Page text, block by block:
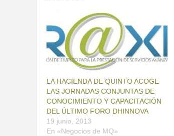
LA HACIENDA DE QUINTO ACOGE
LAS JORNADAS CONJUNTAS DE
CONOCIMIENTO Y CAPACITACIÓN
DEL ÚLTIMO FORO DHINNOVA
19 junio, 2013
En «Negocios de MQ»